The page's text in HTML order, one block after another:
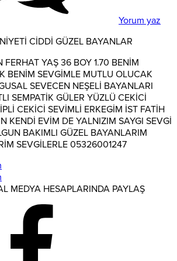
Yorum yaz
FERHAT YAŞ 36 BOY 1.70 BENİM
BENİM SEVGİMLE MUTLU OLUCAK
SEVECEN NEŞELİ BAYANLARI
SEMPATİK GÜLER YÜZLÜ CEKİCİ
CEKİCİ SEVİMLİ ERKEGİM İST FATİH
KENDİ EVİM DE YALNIZIM SAYGI SEVGİ
BAKIMLI GÜZEL BAYANLARIM
SEVGİLERLE 05326001247
MEDYA HESAPLARINDA PAYLAŞ